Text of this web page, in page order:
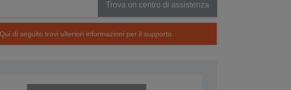
Trova un centro di assistenza
di seguito trovi ulteriori informazioni per il supporto.